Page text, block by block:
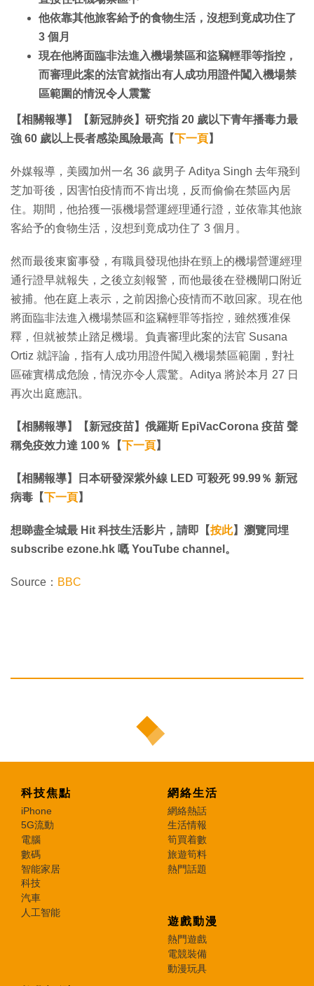
他依靠其他旅客給予的食物生活，沒想到竟成功住了
3 個月
現在他將面臨非法進入機場禁區和盜竊輕罪等指控，
而審理此案的法官就指出有人成功用證件闖入機場禁
區範圍的情況令人震驚
【相關報導】【新冠肺炎】研究指 20 歲以下青年播毒力最
強 60 歲以上長者感染風險最高【下一頁】
外媒報導，美國加州一名 36 歲男子 Aditya Singh 去年飛到
芝加哥後，因害怕疫情而不肯出境，反而偷偷在禁區內居
住。期間，他拾獲一張機場營運經理通行證，並依靠其他旅
客給予的食物生活，沒想到竟成功住了 3 個月。
然而最後東窗事發，有職員發現他掛在頸上的機場營運經理
通行證早就報失，之後立刻報警，而他最後在登機閘口附近
被捕。他在庭上表示，之前因擔心疫情而不敢回家。現在他
將面臨非法進入機場禁區和盜竊輕罪等指控，雖然獲准保
釋，但就被禁止踏足機場。負責審理此案的法官 Susana
Ortiz 就評論，指有人成功用證件闖入機場禁區範圍，對社
區確實構成危險，情況亦令人震驚。Aditya 將於本月 27 日
再次出庭應訊。
【相關報導】【新冠疫苗】俄羅斯 EpiVacCorona 疫苗 聲
稱免疫效力達 100％【下一頁】
【相關報導】日本研發深紫外線 LED 可殺死 99.99％ 新冠
病毒【下一頁】
想睇盡全城最 Hit 科技生活影片，請即【按此】瀏覽同埋
subscribe ezone.hk 嘅 YouTube channel。
Source： BBC
科技焦點
iPhone
5G流動
電腦
數碼
智能家居
科技
汽車
人工智能
網絡生活
網絡熱話
生活情報
筍買着數
旅遊筍料
熱門話題
遊戲動漫
熱門遊戲
電競裝備
動漫玩具